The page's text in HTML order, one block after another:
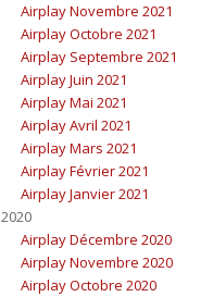
Airplay Novembre 2021
Airplay Octobre 2021
Airplay Septembre 2021
Airplay Juin 2021
Airplay Mai 2021
Airplay Avril 2021
Airplay Mars 2021
Airplay Février 2021
Airplay Janvier 2021
2020
Airplay Décembre 2020
Airplay Novembre 2020
Airplay Octobre 2020